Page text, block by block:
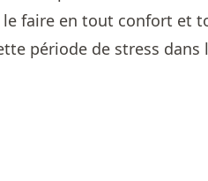
faire en tout confort et
période de stress dans